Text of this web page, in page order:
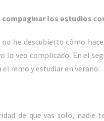
compaginar los estudios
he descubierto cómo
lo veo complicado. En el
remo y estudiar en verano.
de que vas solo, nadie